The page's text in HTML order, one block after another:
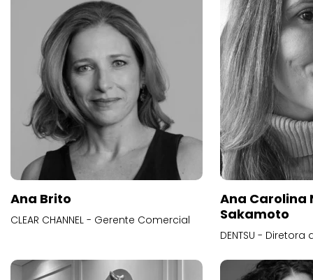
Ana Brito
CLEAR CHANNEL - Gerente Comercial
Ana Carolina
Sakamoto
DENTSU -